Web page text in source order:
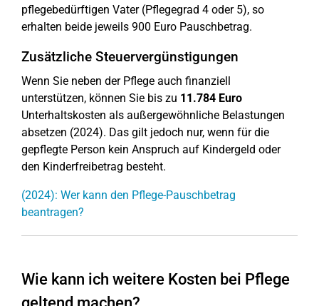
pflegebedürftigen Vater (Pflegegrad 4 oder 5), so
erhalten beide jeweils 900 Euro Pauschbetrag.
Zusätzliche Steuervergünstigungen
Wenn Sie neben der Pflege auch finanziell
unterstützen, können Sie bis zu 11.784 Euro
Unterhaltskosten als außergewöhnliche Belastungen
absetzen (2024). Das gilt jedoch nur, wenn für die
gepflegte Person kein Anspruch auf Kindergeld oder
den Kinderfreibetrag besteht.
(2024): Wer kann den Pflege-Pauschbetrag
beantragen?
Wie kann ich weitere Kosten bei Pflege